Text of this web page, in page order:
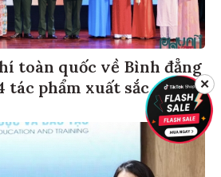
toàn quốc về Bình đẳng
tác phẩm xuất sắc
✕